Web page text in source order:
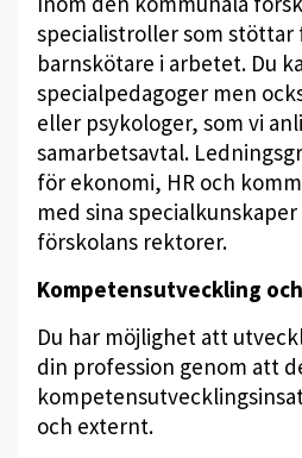
specialistroller som stöttar
barnskötare i arbetet. Du
specialpedagoger men
eller psykologer, som vi
samarbetsavtal.
för ekonomi, HR och
med sina
förskolans rektorer.
Kompetensutveckling
Du har möjlighet att
din profession genom att
och externt.